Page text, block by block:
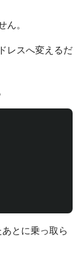
。
レスへ変えるだ
とに乗っ取ら